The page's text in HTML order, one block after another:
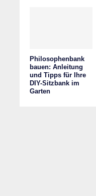
Philosophenbank
bauen: Anleitung
und Tipps für Ihre
DIY-Sitzbank im
Garten